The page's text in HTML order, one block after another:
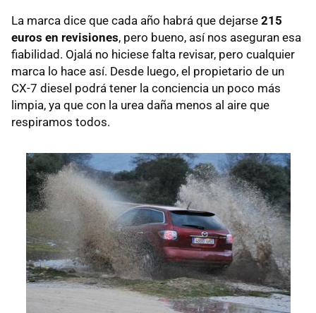
La marca dice que cada año habrá que dejarse 215
euros en revisiones, pero bueno, así nos aseguran esa
fiabilidad. Ojalá no hiciese falta revisar, pero cualquier
marca lo hace así. Desde luego, el propietario de un
CX-7 diesel podrá tener la conciencia un poco más
limpia, ya que con la urea daña menos al aire que
respiramos todos.